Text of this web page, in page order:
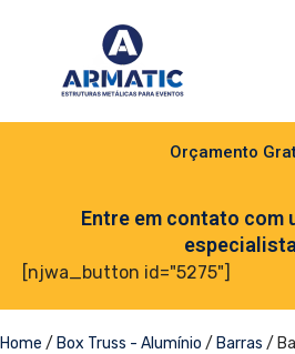
Orçamento
Entre em contato com
[njwa_button id="5275"]
Home / Box Truss - Alumínio / Barras /